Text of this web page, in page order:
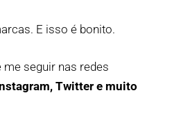
E isso é bonito.
me seguir nas redes
, Twitter e muito